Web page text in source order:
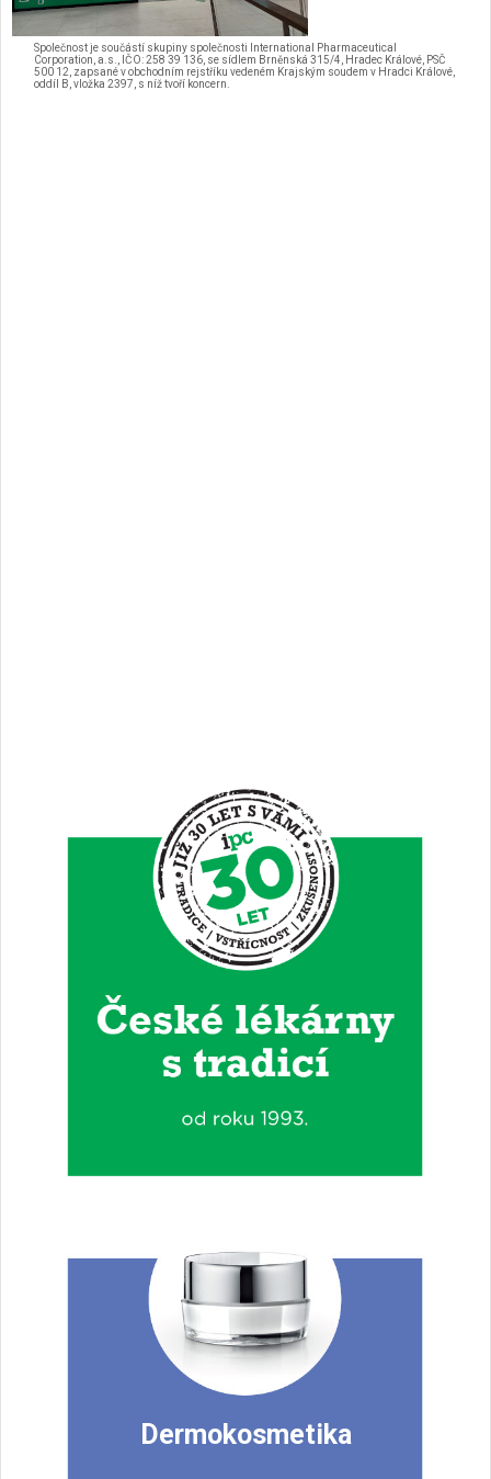
Společnost je součástí skupiny společnosti International Pharmaceutical
Corporation, a.s., IČO: 258 39 136, se sídlem Brněnská 315/4, Hradec Králové, PSČ
500 12, zapsané v obchodním rejstříku vedeném Krajským soudem v Hradci Králové,
oddíl B, vložka 2397, s níž tvoří koncern.
Dermokosmetika